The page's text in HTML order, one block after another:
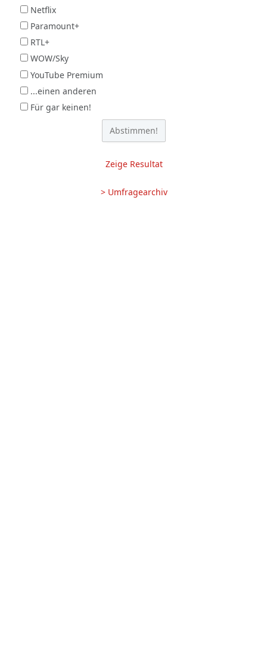
Netflix
Paramount+
RTL+
WOW/Sky
YouTube Premium
...einen anderen
Für gar keinen!
Zeige Resultat
> Umfragearchiv